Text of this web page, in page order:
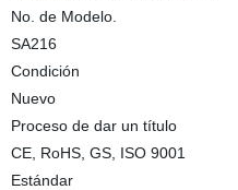
No. de Modelo.
SA216
Condición
Nuevo
Proceso de dar un título
CE, RoHS, GS, ISO 9001
Estándar